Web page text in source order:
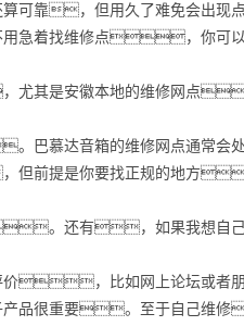
靠，但用久了难免会出现点
急着找维修点，你可以
其是安徽本地的维修网点
巴慕达音箱的维修网点通常会
但前提是你要找正规的地方
。还有，如果我想自己
，比如网上论坛或者
品很重要。至于自己维修